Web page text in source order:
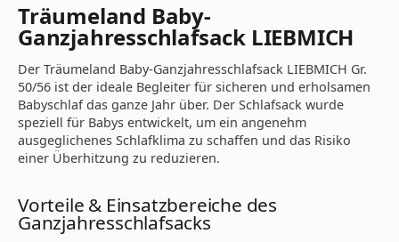
Träumeland Baby-
Ganzjahresschlafsack LIEBMICH
Der Träumeland Baby-Ganzjahresschlafsack LIEBMICH Gr.
50/56 ist der ideale Begleiter für sicheren und erholsamen
Babyschlaf das ganze Jahr über. Der Schlafsack wurde
speziell für Babys entwickelt, um ein angenehm
ausgeglichenes Schlafklima zu schaffen und das Risiko
einer Überhitzung zu reduzieren.
Vorteile & Einsatzbereiche des
Ganzjahresschlafsacks